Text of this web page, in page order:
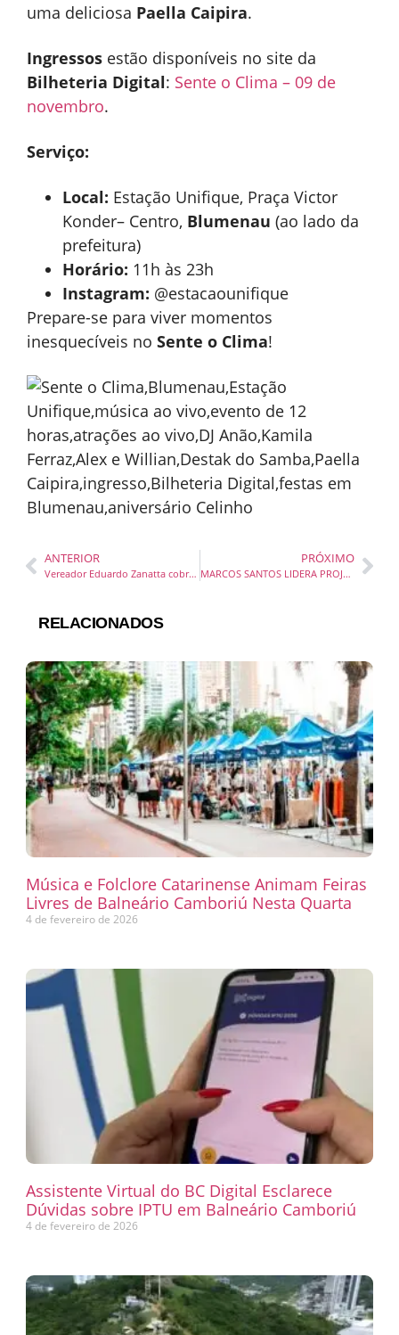
uma deliciosa Paella Caipira.
Ingressos estão disponíveis no site da
Bilheteria Digital: Sente o Clima – 09 de
novembro.
Serviço:
Local: Estação Unifique, Praça Victor
Konder– Centro, Blumenau (ao lado da
prefeitura)
Horário: 11h às 23h
Instagram: @estacaounifique
Prepare-se para viver momentos
inesquecíveis no Sente o Clima!
ANTERIOR
Vereador Eduardo Zanatta cobra ações da prefeitura para enfrentar crise climática e pede convocação da Conferência Municipal de Meio Ambiente
PRÓXIMO
MARCOS SANTOS LIDERA PROJETO VISIONÁRIO PARA O CINEMA BRASILEIRO COM O POLO DE CINEMA CACÁ DIEGUES EM MARAGOGI, ALAGOAS
RELACIONADOS
Música e Folclore Catarinense Animam Feiras
Livres de Balneário Camboriú Nesta Quarta
4 de fevereiro de 2026
Assistente Virtual do BC Digital Esclarece
Dúvidas sobre IPTU em Balneário Camboriú
4 de fevereiro de 2026